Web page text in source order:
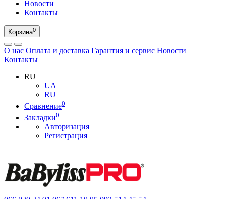
Новости
Контакты
Корзина0
О нас Оплата и доставка Гарантия и сервис Новости
Контакты
RU
UA
RU
Сравнение0
Закладки0
Авторизация
Регистрация